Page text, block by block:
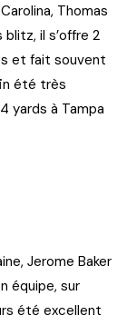
Thomas
il s’offre 2
et fait souvent
été très
yards à Tampa
Jerome Baker
équipe, sur
été excellent